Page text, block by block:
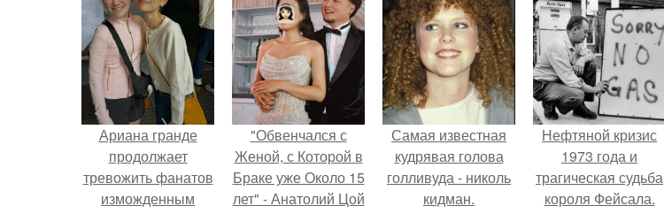
примерно
одинаковы.
Ариана гранде
продолжает
тревожить фанатов
изможденным
"Обвенчался с
Женой, с Которой в
Браке уже Около 15
лет" - Анатолий Цой
Самая известная
кудрявая голова
голливуда - николь
кидман.
Нефтяной кризис
1973 года и
трагическая судьба
короля Фейсала.